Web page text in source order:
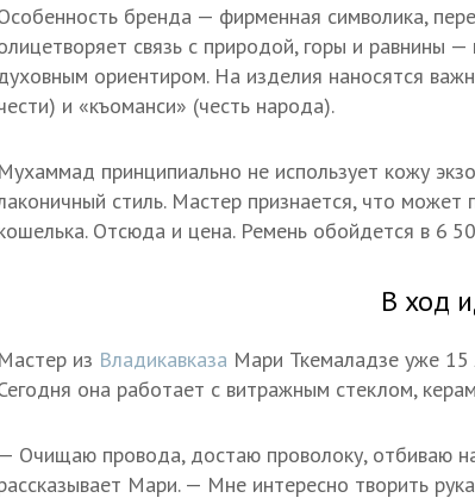
бренда — фирменная символика,
связь с природой, горы и равнины
ориентиром. На изделия наносятся
и «къоманси» (честь народа).
Мухаммад принципиально не использует кожу
стиль. Мастер признается, что
Отсюда и цена. Ремень обойдется в 6
В ход
Мастер из Владикавказа Мари Ткемаладзе уже 15
она работает с витражным стеклом,
— Очищаю провода, достаю проволоку, отбиваю
Мари. — Мне интересно творить